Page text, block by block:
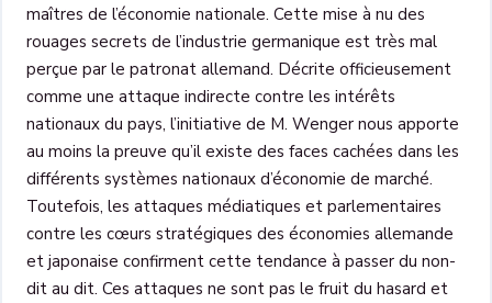
maîtres de l’économie nationale. Cette mise à nu des
rouages secrets de l’industrie germanique est très mal
perçue par le patronat allemand. Décrite officieusement
comme une attaque indirecte contre les intérêts
nationaux du pays, l’initiative de M. Wenger nous apporte
au moins la preuve qu’il existe des faces cachées dans les
différents systèmes nationaux d’économie de marché.
Toutefois, les attaques médiatiques et parlementaires
contre les cœurs stratégiques des économies allemande
et japonaise confirment cette tendance à passer du non-
dit au dit. Ces attaques ne sont pas le fruit du hasard et